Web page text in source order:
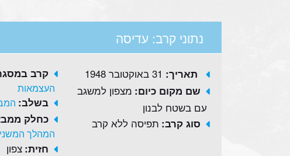
נתוני קרב: עדיסה
קרב
העצמאות
בשלב:
כחלק
המהלך המשני
חזית: צפון
תאריך: 31 באוקטובר 1948
שם מקום כיום: מצפון למשגב
עם בשטח לבנון
סוג קרב: תפיסה ללא קרב